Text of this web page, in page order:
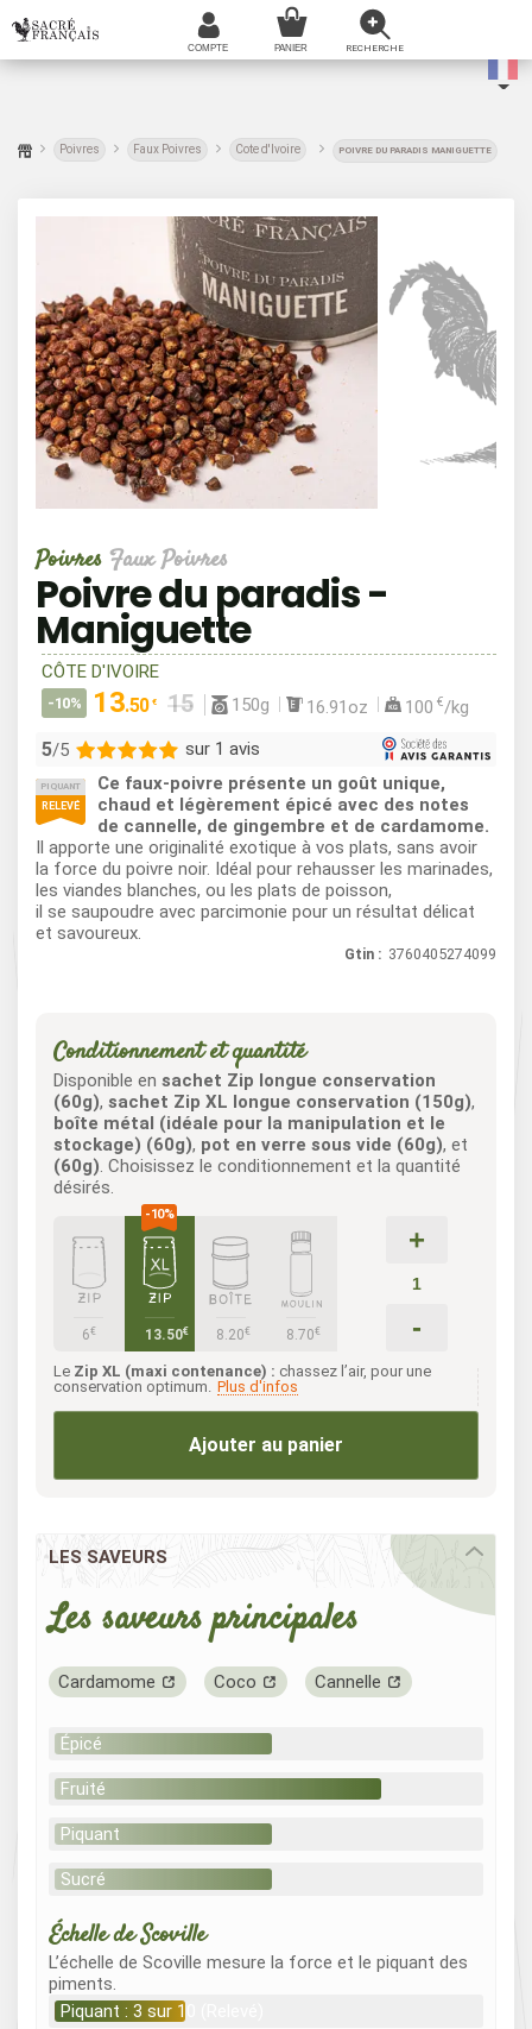
Poivres Faux Poivres Cote d'Ivoire POIVRE DU PARADIS MANIGUETTE
Poivres Faux Poivres
Poivre du paradis -
Maniguette
CÔTE D'IVOIRE
-10% 13.50 € 150g 16.91oz 100 €/kg
5/5 sur 1 avis
1
0
0
0
0
PIQUANT
RELEVÉ
Ce faux-poivre présente un goût unique,
chaud et légèrement épicé avec des notes
de cannelle, de gingembre et de cardamome.
Il apporte une originalité exotique à vos plats, sans avoir
la force du poivre noir. Idéal pour rehausser les marinades,
les viandes blanches, ou les plats de poisson,
il se saupoudre avec parcimonie pour un résultat délicat
et savoureux.
Gtin : 3760405274099
Conditionnement et quantité
Disponible en sachet Zip longue conservation
(60g), sachet Zip XL longue conservation (150g),
boîte métal (idéale pour la manipulation et le
stockage) (60g), pot en verre sous vide (60g), et
(60g). Choisissez le conditionnement et la quantité
désirés.
6€ 13.50€
Le Zip XL (maxi contenance) : chassez l’air, pour une
conservation optimum. Plus d'infos
8.20€ 8.70€
+
-
Ajouter au panier
LES SAVEURS
Les saveurs principales
Cardamome Coco Cannelle
Épicé
Fruité
Piquant
Sucré
Échelle de Scoville
L’échelle de Scoville mesure la force et le piquant des
piments.
Piquant : 3 sur 10 (Relevé)